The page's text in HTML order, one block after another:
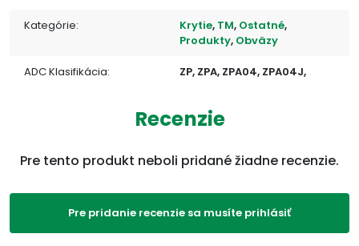
Kategórie: Krytie, TM, Ostatné,
Produkty, Obväzy
ADC Klasifikácia:
ZP, ZPA, ZPA04, ZPA04J,
Recenzie
Pre tento produkt neboli pridané žiadne recenzie.
Pre pridanie recenzie sa musíte prihlásiť